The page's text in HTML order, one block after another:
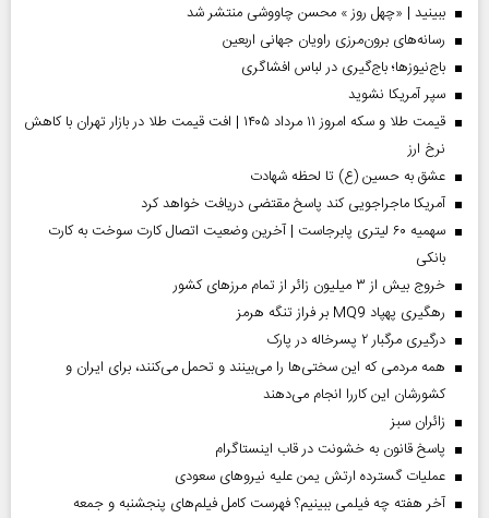
ببینید | «چهل روز » محسن چاووشی منتشر شد
رسانه‌های برون‌مرزی راویان جهانی اربعین
باج‌نیوزها؛ باج‌گیری در لباس افشاگری
سپر آمریکا نشوید
قیمت طلا و سکه امروز ۱۱ مرداد ۱۴۰۵ | افت قیمت طلا در بازار تهران با کاهش
نرخ ارز
عشق به حسین (ع) تا لحظه شهادت
آمریکا ماجراجویی کند پاسخ مقتضی دریافت خواهد کرد
سهمیه ۶۰ لیتری پابرجاست | آخرین وضعیت اتصال کارت سوخت به کارت
بانکی
خروج بیش از ۳ میلیون زائر از تمام مرز‌های کشور
رهگیری پهپاد MQ9 بر فراز تنگه هرمز
درگیری مرگبار ۲ پسرخاله در پارک
همه مردمی که این سختی‌ها را می‌بینند و تحمل می‌کنند، برای ایران و
کشورشان این کاررا انجام می‌دهند
‌زائران سبز
پاسخ قانون به خشونت در قاب اینستاگرام
عملیات گسترده ارتش یمن علیه نیروهای سعودی
آخر هفته چه فیلمی ببینیم؟ فهرست کامل فیلم‌های پنجشنبه و جمعه